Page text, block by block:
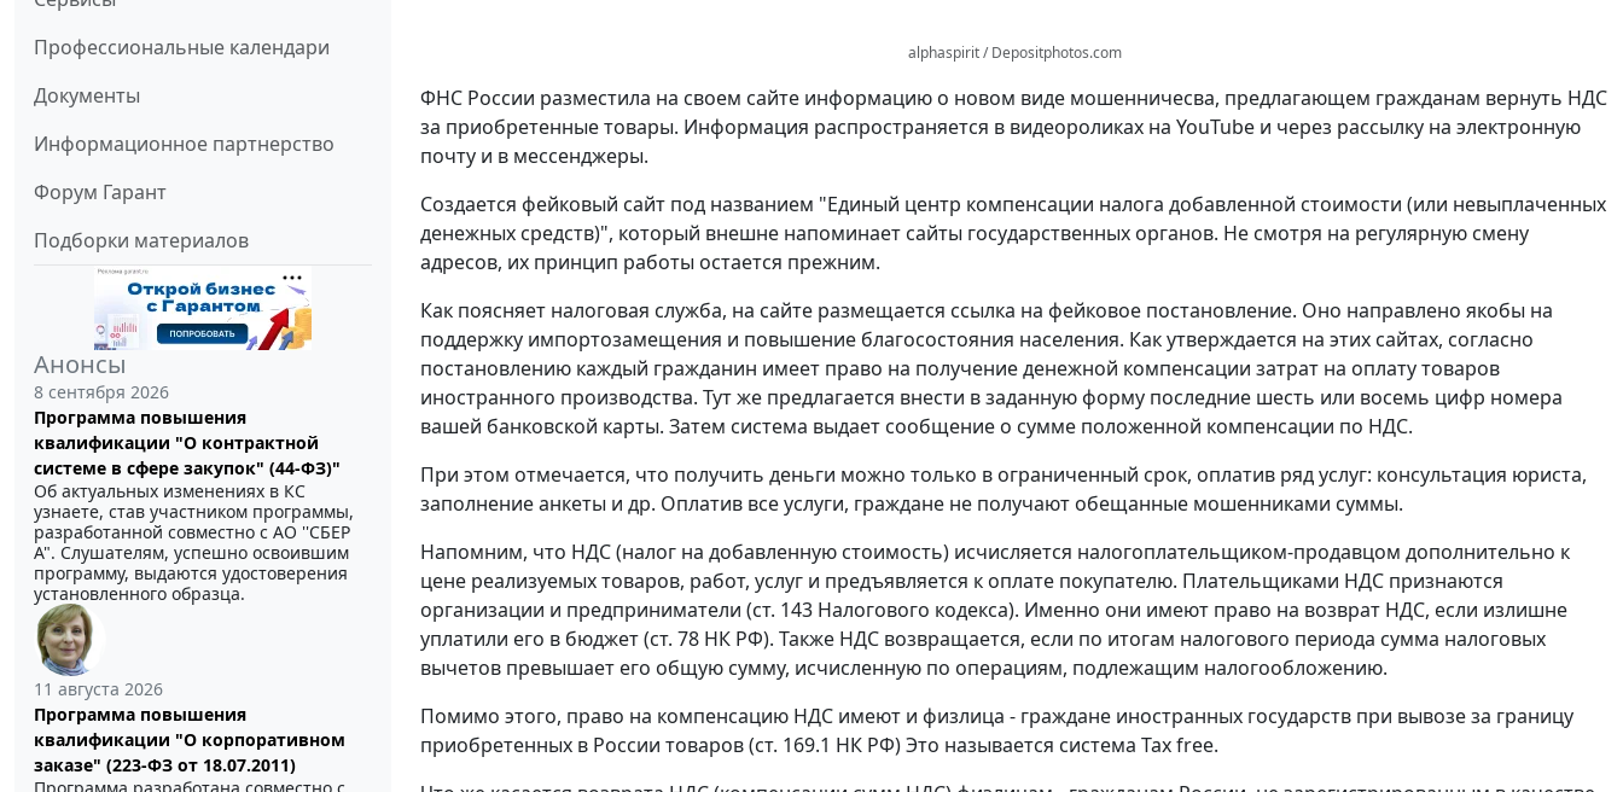
Профессиональные календари
Документы
Информационное партнерство
Форум Гарант
Подборки материалов
Анонсы
8 сентября 2026
Программа повышения
квалификации "О контрактной
системе в сфере закупок" (44-ФЗ)"
Об актуальных изменениях в КС
узнаете, став участником программы,
разработанной совместно с АО ''СБЕР
А". Слушателям, успешно освоившим
программу, выдаются удостоверения
установленного образца.
11 августа 2026
Программа повышения
квалификации "О корпоративном
заказе" (223-ФЗ от 18.07.2011)
alphaspirit / Depositphotos.com
ФНС России разместила на своем сайте информацию о новом виде мошенничесва, предлагающем гражданам вернуть НДС
за приобретенные товары. Информация распространяется в видеороликах на YouTube и через рассылку на электронную
почту и в мессенджеры.
Создается фейковый сайт под названием "Единый центр компенсации налога добавленной стоимости (или невыплаченных
денежных средств)", который внешне напоминает сайты государственных органов. Не смотря на регулярную смену
адресов, их принцип работы остается прежним.
Как поясняет налоговая служба, на сайте размещается ссылка на фейковое постановление. Оно направлено якобы на
поддержку импортозамещения и повышение благосостояния населения. Как утверждается на этих сайтах, согласно
постановлению каждый гражданин имеет право на получение денежной компенсации затрат на оплату товаров
иностранного производства. Тут же предлагается внести в заданную форму последние шесть или восемь цифр номера
вашей банковской карты. Затем система выдает сообщение о сумме положенной компенсации по НДС.
При этом отмечается, что получить деньги можно только в ограниченный срок, оплатив ряд услуг: консультация юриста,
заполнение анкеты и др. Оплатив все услуги, граждане не получают обещанные мошенниками суммы.
Напомним, что НДС (налог на добавленную стоимость) исчисляется налогоплательщиком-продавцом дополнительно к
цене реализуемых товаров, работ, услуг и предъявляется к оплате покупателю. Плательщиками НДС признаются
организации и предприниматели (ст. 143 Налогового кодекса). Именно они имеют право на возврат НДС, если излишне
уплатили его в бюджет (ст. 78 НК РФ). Также НДС возвращается, если по итогам налогового периода сумма налоговых
вычетов превышает его общую сумму, исчисленную по операциям, подлежащим налогообложению.
Помимо этого, право на компенсацию НДС имеют и физлица - граждане иностранных государств при вывозе за границу
приобретенных в России товаров (ст. 169.1 НК РФ) Это называется система Tax free.